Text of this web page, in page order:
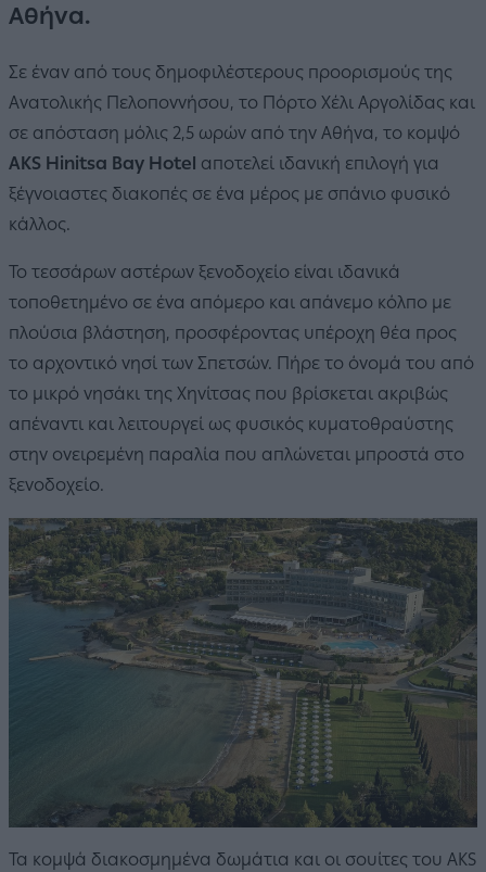
Αθήνα.
Σε έναν από τους δημοφιλέστερους προορισμούς της
Ανατολικής Πελοποννήσου, το Πόρτο Χέλι Αργολίδας και
σε απόσταση μόλις 2,5 ωρών από την Αθήνα, το κομψό
AKS Hinitsa Bay Hotel αποτελεί ιδανική επιλογή για
ξέγνοιαστες διακοπές σε ένα μέρος με σπάνιο φυσικό
κάλλος.
Το τεσσάρων αστέρων ξενοδοχείο είναι ιδανικά
τοποθετημένο σε ένα απόμερο και απάνεμο κόλπο με
πλούσια βλάστηση, προσφέροντας υπέροχη θέα προς
το αρχοντικό νησί των Σπετσών. Πήρε το όνομά του από
το μικρό νησάκι της Χηνίτσας που βρίσκεται ακριβώς
απέναντι και λειτουργεί ως φυσικός κυματοθραύστης
στην ονειρεμένη παραλία που απλώνεται μπροστά στο
ξενοδοχείo.
Τα κομψά διακοσμημένα δωμάτια και οι σουίτες του AKS